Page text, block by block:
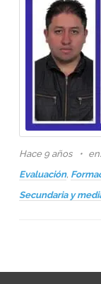
Hace 9 años
Evaluación,
Secundaria y